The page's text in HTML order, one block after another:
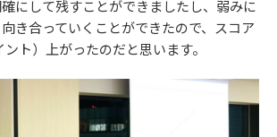
にして残すことができましたし、弱みに
き合っていくことができたので、スコア
ト）上がったのだと思います。